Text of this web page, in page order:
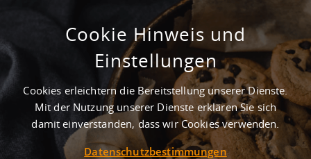
2 Treffer -Gewerbegebiete in Waghäusel
Waghäusel
Cookie Hinweis und
Einstellungen
Cookies erleichtern die Bereitstellung unserer Dienste.
Mit der Nutzung unserer Dienste erklären Sie sich
damit einverstanden, dass wir Cookies verwenden.
Datenschutzbestimmungen